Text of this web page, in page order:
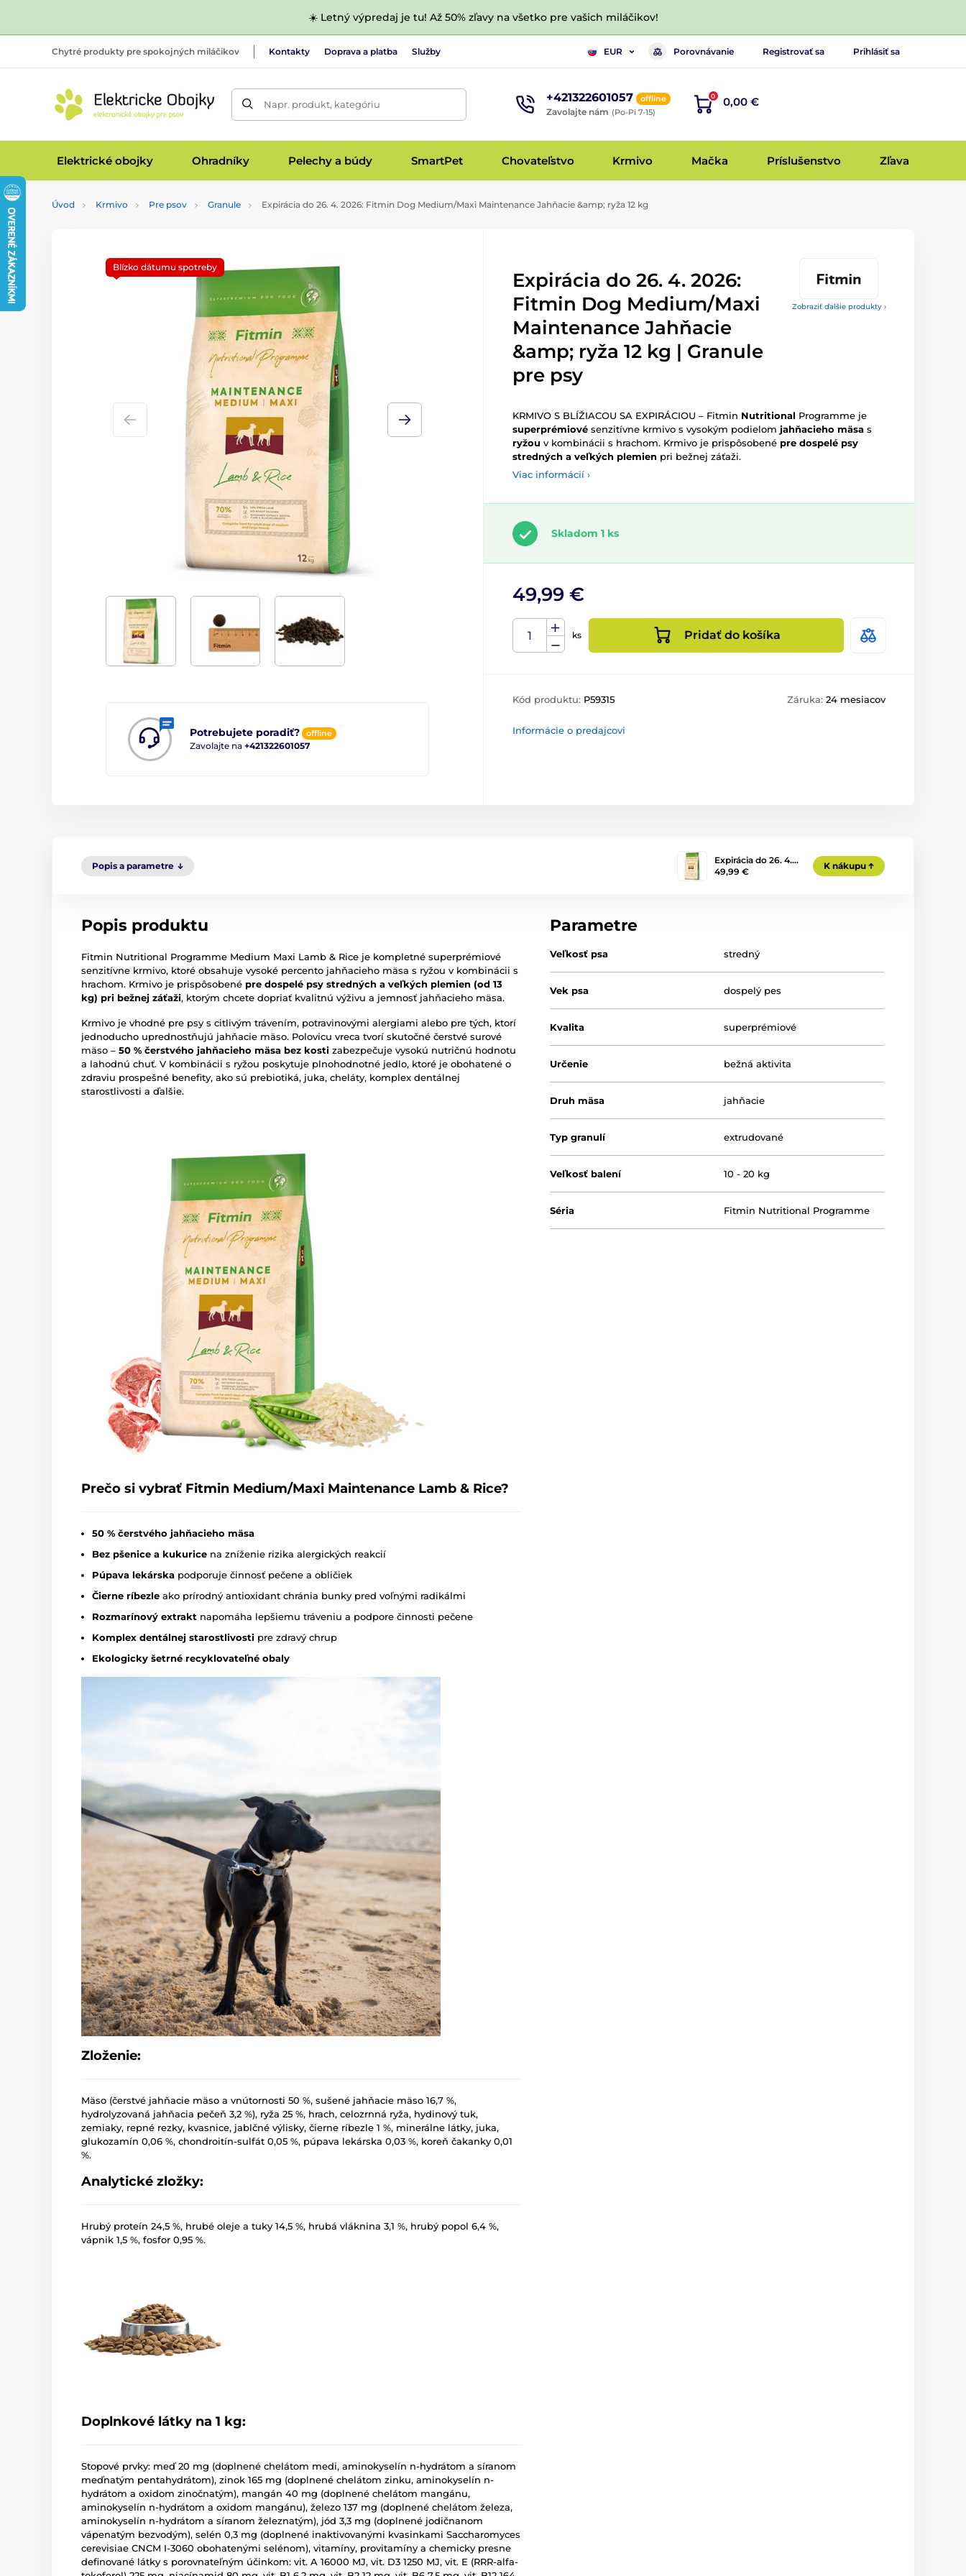
☀️ Letný výpredaj je tu! Až 50% zľavy na všetko pre vašich miláčikov!
Chytré produkty pre spokojných miláčikov Kontakty Doprava a platba Služby EUR Porovnávanie Registrovať sa Prihlásiť sa
Napr. produkt, kategóriu +421322601057 offline
Zavolajte nám (Po-Pi 7-15)
0 0,00 €
Elektrické obojky Ohradníky Pelechy a búdy SmartPet Chovateľstvo Krmivo Mačka Príslušenstvo Zľava
Úvod Krmivo Pre psov Granule Expirácia do 26. 4. 2026: Fitmin Dog Medium/Maxi Maintenance Jahňacie &amp; ryža 12 kg
Zobraziť ďalšie produkty ›
Potrebujete poradiť? offline
Zavolajte na +421322601057
Blízko dátumu spotreby
Expirácia do 26. 4. 2026:
Fitmin Dog Medium/Maxi
Maintenance Jahňacie
&amp; ryža 12 kg | Granule
pre psy
KRMIVO S BLÍŽIACOU SA EXPIRÁCIOU – Fitmin Nutritional Programme je
superprémiové senzitívne krmivo s vysokým podielom jahňacieho mäsa s
ryžou v kombinácii s hrachom. Krmivo je prispôsobené pre dospelé psy
stredných a veľkých plemien pri bežnej záťaži.
Viac informácií ›
Skladom 1 ks
49,99 €
ks Pridať do košíka
Kód produktu: P59315 Záruka: 24 mesiacov
Informácie o predajcovi
Popis a parametre
Expirácia do 26. 4.…
49,99 €
K nákupu
Popis produktu
Fitmin Nutritional Programme Medium Maxi Lamb & Rice je kompletné superprémiové
senzitívne krmivo, ktoré obsahuje vysoké percento jahňacieho mäsa s ryžou v kombinácii s
hrachom. Krmivo je prispôsobené pre dospelé psy stredných a veľkých plemien (od 13
kg) pri bežnej záťaži, ktorým chcete dopriať kvalitnú výživu a jemnosť jahňacieho mäsa.
Krmivo je vhodné pre psy s citlivým trávením, potravinovými alergiami alebo pre tých, ktorí
jednoducho uprednostňujú jahňacie mäso. Polovicu vreca tvorí skutočné čerstvé surové
mäso – 50 % čerstvého jahňacieho mäsa bez kosti zabezpečuje vysokú nutričnú hodnotu
a lahodnú chuť. V kombinácii s ryžou poskytuje plnohodnotné jedlo, ktoré je obohatené o
zdraviu prospešné benefity, ako sú prebiotiká, juka, cheláty, komplex dentálnej
starostlivosti a ďalšie.
Prečo si vybrať Fitmin Medium/Maxi Maintenance Lamb & Rice?
50 % čerstvého jahňacieho mäsa
Bez pšenice a kukurice na zníženie rizika alergických reakcií
Púpava lekárska podporuje činnosť pečene a obličiek
Čierne ríbezle ako prírodný antioxidant chránia bunky pred voľnými radikálmi
Rozmarínový extrakt napomáha lepšiemu tráveniu a podpore činnosti pečene
Komplex dentálnej starostlivosti pre zdravý chrup
Ekologicky šetrné recyklovateľné obaly
Zloženie:
Mäso (čerstvé jahňacie mäso a vnútornosti 50 %, sušené jahňacie mäso 16,7 %,
hydrolyzovaná jahňacia pečeň 3,2 %), ryža 25 %, hrach, celozrnná ryža, hydinový tuk,
zemiaky, repné rezky, kvasnice, jablčné výlisky, čierne ríbezle 1 %, minerálne látky, juka,
glukozamín 0,06 %, chondroitín-sulfát 0,05 %, púpava lekárska 0,03 %, koreň čakanky 0,01
%.
Analytické zložky:
Hrubý proteín 24,5 %, hrubé oleje a tuky 14,5 %, hrubá vláknina 3,1 %, hrubý popol 6,4 %,
vápnik 1,5 %, fosfor 0,95 %.
Doplnkové látky na 1 kg:
Stopové prvky: meď 20 mg (doplnené chelátom medi, aminokyselín n-hydrátom a síranom
meďnatým pentahydrátom), zinok 165 mg (doplnené chelátom zinku, aminokyselín n-
hydrátom a oxidom zinočnatým), mangán 40 mg (doplnené chelátom mangánu,
aminokyselín n-hydrátom a oxidom mangánu), železo 137 mg (doplnené chelátom železa,
aminokyselín n-hydrátom a síranom železnatým), jód 3,3 mg (doplnené jodičnanom
vápenatým bezvodým), selén 0,3 mg (doplnené inaktivovanými kvasinkami Saccharomyces
cerevisiae CNCM I-3060 obohatenými selénom), vitamíny, provitamíny a chemicky presne
definované látky s porovnateľným účinkom: vit. A 16000 MJ, vit. D3 1250 MJ, vit. E (RRR-alfa-
Parametre
Veľkosť psa stredný
Vek psa dospelý pes
Kvalita superprémiové
Určenie bežná aktivita
Druh mäsa jahňacie
Typ granulí extrudované
Veľkosť balení 10 - 20 kg
Séria Fitmin Nutritional Programme